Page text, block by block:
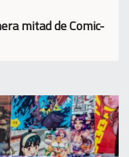
mitad de Comic-